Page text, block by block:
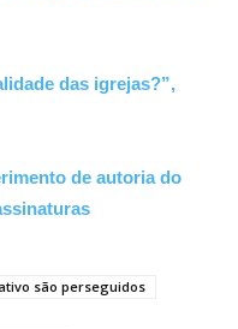
das igrejas?”,
de autoria do
são perseguidos